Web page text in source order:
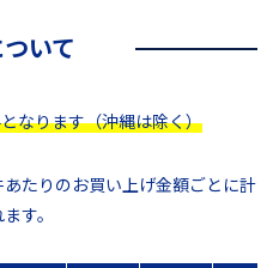
いて
なります（沖縄は除く）
たりのお買い上げ金額ごとに計
す。